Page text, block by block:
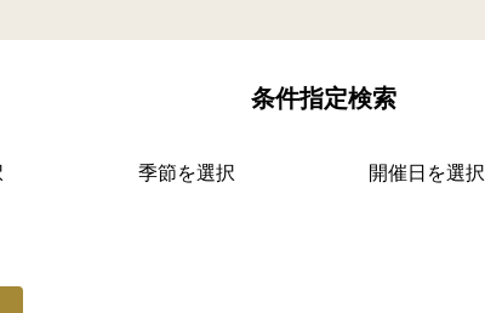
条件指定検索
季節を選択 開催日を選択